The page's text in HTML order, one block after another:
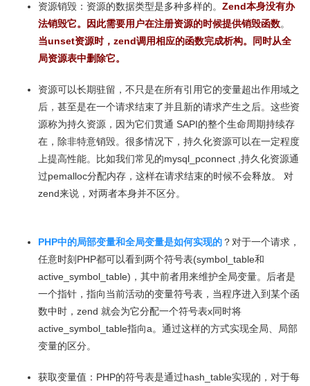
资源销毁：资源的数据类型是多种多样的。 Zend本身没有办
法销毁它。因此需要用户在注册资源的时候提供销毁函数。
当unset资源时，zend调用相应的函数完成析构。同时从全
局资源表中删除它。
资源可以长期驻留，不只是在所有引用它的变量超出作用域之
后，甚至是在一个请求结束了并且新的请求产生之后。这些资
源称为持久资源，因为它们贯通 SAPI的整个生命周期持续存
在，除非特意销毁。很多情况下，持久化资源可以在一定程度
上提高性能。比如我们常见的mysql_pconnect ,持久化资源通
过pemalloc分配内存，这样在请求结束的时候不会释放。 对
zend来说，对两者本身并不区分。
PHP中的局部变量和全局变量是如何实现的 ？对于一个请求，
任意时刻PHP都可以看到两个符号表(symbol_table和
active_symbol_table)，其中前者用来维护全局变量。后者是
一个指针，指向当前活动的变量符号表，当程序进入到某个函
数中时，zend 就会为它分配一个符号表x同时将
active_symbol_table指向a。通过这样的方式实现全局、局部
变量的区分。
获取变量值：PHP的符号表是通过hash_table实现的，对于每